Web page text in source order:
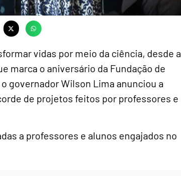
vidas por meio da ciência, desde a
marca o aniversário da Fundação de
governador Wilson Lima anunciou a
de projetos feitos por professores e
a professores e alunos engajados no